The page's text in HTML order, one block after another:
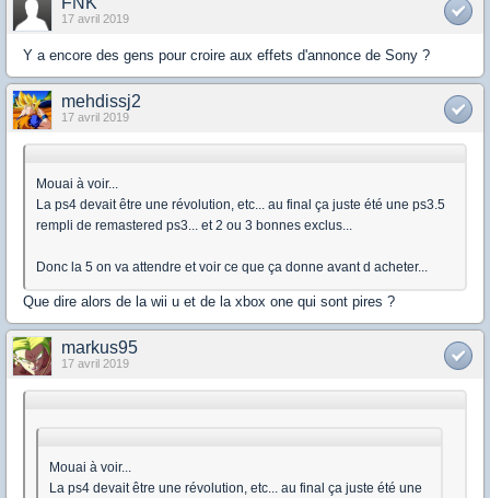
17 avril 2019
Y a encore des gens pour croire aux effets d'annonce de Sony ?
mehdissj2
17 avril 2019
Mouai à voir...
La ps4 devait être une révolution, etc... au final ça juste été une ps3.5
rempli de remastered ps3... et 2 ou 3 bonnes exclus...
Donc la 5 on va attendre et voir ce que ça donne avant d acheter...
Que dire alors de la wii u et de la xbox one qui sont pires ?
markus95
17 avril 2019
Mouai à voir...
La ps4 devait être une révolution, etc... au final ça juste été une